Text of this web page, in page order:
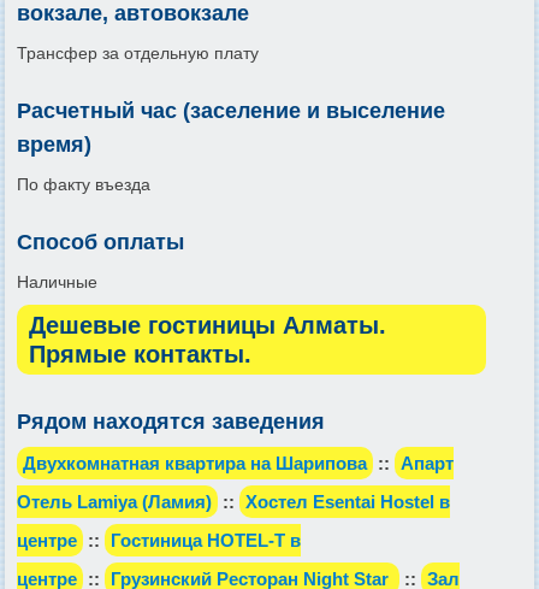
вокзале, автовокзале
Трансфер за отдельную плату
Расчетный час (заселение и выселение
время)
По факту въезда
Способ оплаты
Наличные
Дешевые гостиницы Алматы.
Прямые контакты.
Рядом находятся заведения
Двухкомнатная квартира на Шарипова :: Апарт
Отель Lamiya (Ламия) :: Хостел Esentai Hostel в
центре ::
Гостиница HOTEL-T в
центре :: Грузинский Ресторан Night Star :: Зал